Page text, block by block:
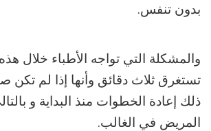
بدون تنفس.
والمشكلة التي تواجه الأطباء خلال
تستغرق ثلاث دقائق وأنها إذا لم
ذلك إعادة الخطوات منذ البداية و
المريض في الغالب.